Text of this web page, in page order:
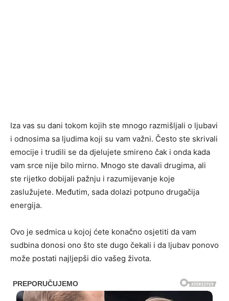
Iza vas su dani tokom kojih ste mnogo razmišljali o ljubavi
i odnosima sa ljudima koji su vam važni. Često ste skrivali
emocije i trudili se da djelujete smireno čak i onda kada
vam srce nije bilo mirno. Mnogo ste davali drugima, ali
ste rijetko dobijali pažnju i razumijevanje koje
zaslužujete. Međutim, sada dolazi potpuno drugačija
energija.
Ovo je sedmica u kojoj ćete konačno osjetiti da vam
sudbina donosi ono što ste dugo čekali i da ljubav ponovo
može postati najljepši dio vašeg života.